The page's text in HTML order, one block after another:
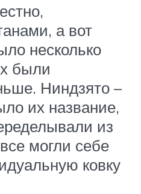
а вот
несколько
были
Ниндзято –
их название,
из
могли себе
ковку